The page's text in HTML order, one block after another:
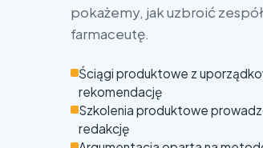
pokażemy, jak uzbroić
farmaceutę.
Ściągi produktowe z
rekomendację
Szkolenia produktowe
redakcję